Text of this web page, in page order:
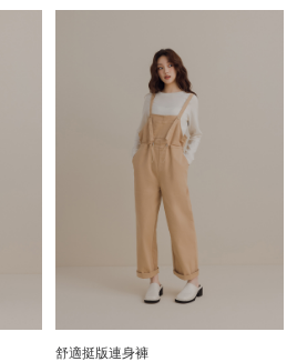
舒適挺版連身褲